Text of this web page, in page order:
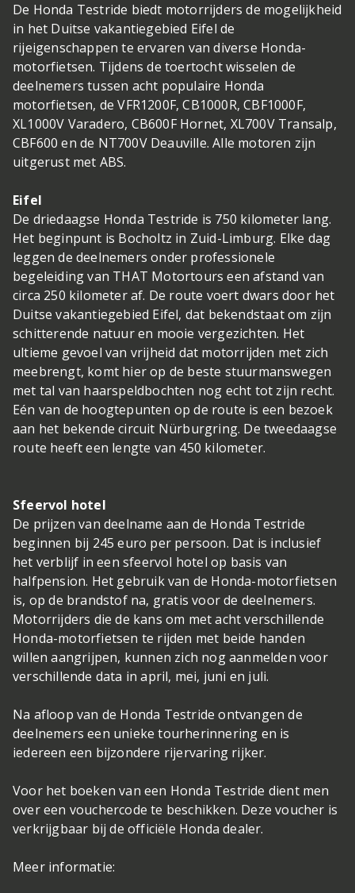
De Honda Testride biedt motorrijders de mogelijkheid
in het Duitse vakantiegebied Eifel de
rijeigenschappen te ervaren van diverse Honda-
motorfietsen. Tijdens de toertocht wisselen de
deelnemers tussen acht populaire Honda
motorfietsen, de VFR1200F, CB1000R, CBF1000F,
XL1000V Varadero, CB600F Hornet, XL700V Transalp,
CBF600 en de NT700V Deauville. Alle motoren zijn
uitgerust met ABS.
Eifel
De driedaagse Honda Testride is 750 kilometer lang.
Het beginpunt is Bocholtz in Zuid-Limburg. Elke dag
leggen de deelnemers onder professionele
begeleiding van THAT Motortours een afstand van
circa 250 kilometer af. De route voert dwars door het
Duitse vakantiegebied Eifel, dat bekendstaat om zijn
schitterende natuur en mooie vergezichten. Het
ultieme gevoel van vrijheid dat motorrijden met zich
meebrengt, komt hier op de beste stuurmanswegen
met tal van haarspeldbochten nog echt tot zijn recht.
Eén van de hoogtepunten op de route is een bezoek
aan het bekende circuit Nürburgring. De tweedaagse
route heeft een lengte van 450 kilometer.
Sfeervol hotel
De prijzen van deelname aan de Honda Testride
beginnen bij 245 euro per persoon. Dat is inclusief
het verblijf in een sfeervol hotel op basis van
halfpension. Het gebruik van de Honda-motorfietsen
is, op de brandstof na, gratis voor de deelnemers.
Motorrijders die de kans om met acht verschillende
Honda-motorfietsen te rijden met beide handen
willen aangrijpen, kunnen zich nog aanmelden voor
verschillende data in april, mei, juni en juli.
Na afloop van de Honda Testride ontvangen de
deelnemers een unieke tourherinnering en is
iedereen een bijzondere rijervaring rijker.
Voor het boeken van een Honda Testride dient men
over een vouchercode te beschikken. Deze voucher is
verkrijgbaar bij de officiële Honda dealer.
Meer informatie: